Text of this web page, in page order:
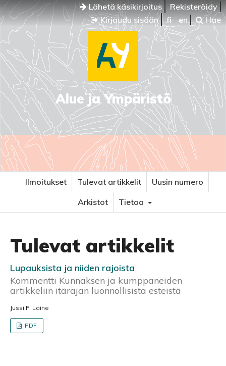
Lähetä käsikirjoitus
Rekisteröidy
Kirjaudu sisään
fi en Hae
Alue ja Ympäristö
Ilmoitukset Tulevat artikkelit
Uusin numero
Arkistot
Tietoa
Tulevat artikkelit
Lupauksista ja niiden rajoista
Kommentti Kunnaksen ja kumppaneiden
artikkeliin itärajan luonnollisista esteistä
Jussi P. Laine
PDF